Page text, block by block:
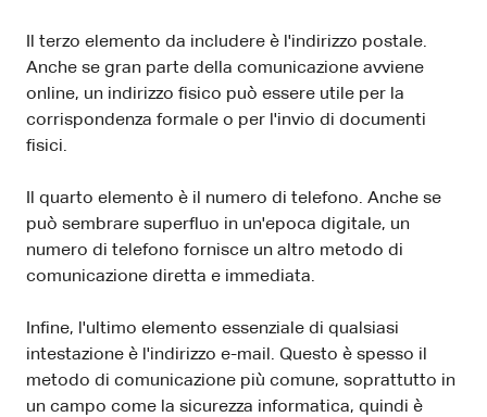
Il terzo elemento da includere è l'indirizzo postale.
Anche se gran parte della comunicazione avviene
online, un indirizzo fisico può essere utile per la
corrispondenza formale o per l'invio di documenti
fisici.
Il quarto elemento è il numero di telefono. Anche se
può sembrare superfluo in un'epoca digitale, un
numero di telefono fornisce un altro metodo di
comunicazione diretta e immediata.
Infine, l'ultimo elemento essenziale di qualsiasi
intestazione è l'indirizzo e-mail. Questo è spesso il
metodo di comunicazione più comune, soprattutto in
un campo come la sicurezza informatica, quindi è